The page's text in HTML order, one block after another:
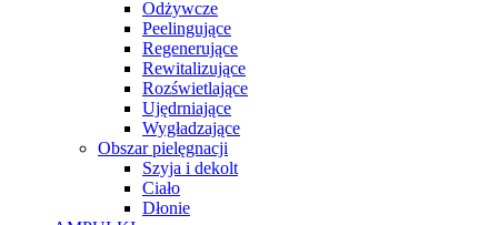
Odżywcze
Peelingujące
Regenerujące
Rewitalizujące
Rozświetlające
Ujędrniające
Wygładzające
Obszar pielęgnacji
Szyja i dekolt
Ciało
Dłonie